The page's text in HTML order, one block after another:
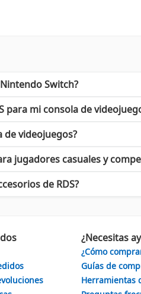
su presencia no
responden a las tendencias
explorar la gama de productos
del cliente, RDS sigue siendo la
Switch?
para mi consola de
de videojuegos?
jugadores casuales y
de RDS?
¿Necesitas
¿Cómo
Guías de
Herramientas